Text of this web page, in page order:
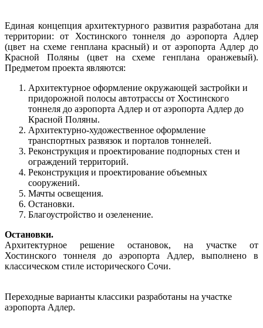
Единая концепция архитектурного развития разработана для
территории: от Хостинского тоннеля до аэропорта Адлер
(цвет на схеме генплана красный) и от аэропорта Адлер до
Красной Поляны (цвет на схеме генплана оранжевый).
Предметом проекта являются:
Архитектурное оформление окружающей застройки и
придорожной полосы автотрассы от Хостинского
тоннеля до аэропорта Адлер и от аэропорта Адлер до
Красной Поляны.
Архитектурно-художественное оформление
транспортных развязок и порталов тоннелей.
Реконструкция и проектирование подпорных стен и
ограждений территорий.
Реконструкция и проектирование объемных
сооружений.
Мачты освещения.
Остановки.
Благоустройство и озеленение.
Остановки.
Архитектурное решение остановок, на участке от
Хостинского тоннеля до аэропорта Адлер, выполнено в
классическом стиле исторического Сочи.
Переходные варианты классики разработаны на участке
аэропорта Адлер.